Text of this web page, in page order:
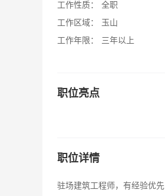
工作性质：
全职
工作区域：
玉山
工作年限：
三年以上
职位亮点
职位详情
驻场建筑工程师，有经验优先